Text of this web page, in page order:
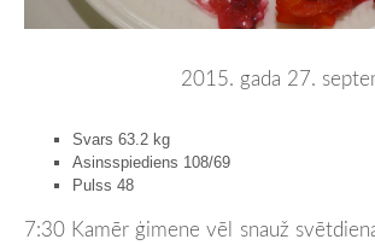
2015. gada 27.
Svars 63.2 kg
Asinsspiediens 108/69
Pulss 48
7:30 Kamēr ģimene vēl snauž